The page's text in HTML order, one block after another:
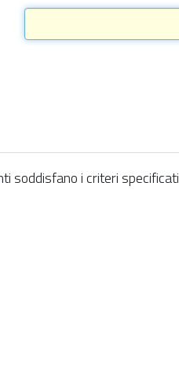
soddisfano i criteri specificati